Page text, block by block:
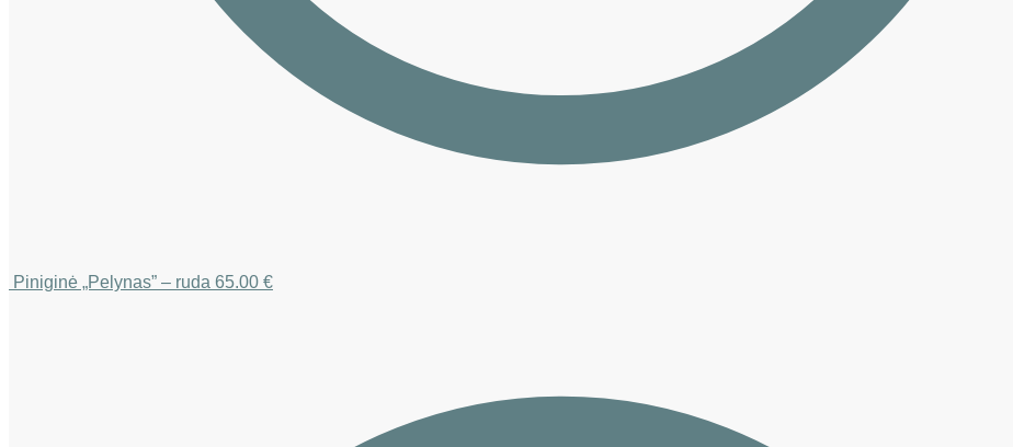
Piniginė „Pelynas” – ruda 65.00 €